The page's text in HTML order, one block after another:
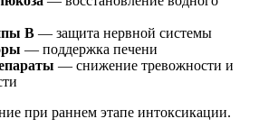
B — защита нервной системы
— поддержка печени
— снижение тревожности и
при раннем этапе интоксикации.